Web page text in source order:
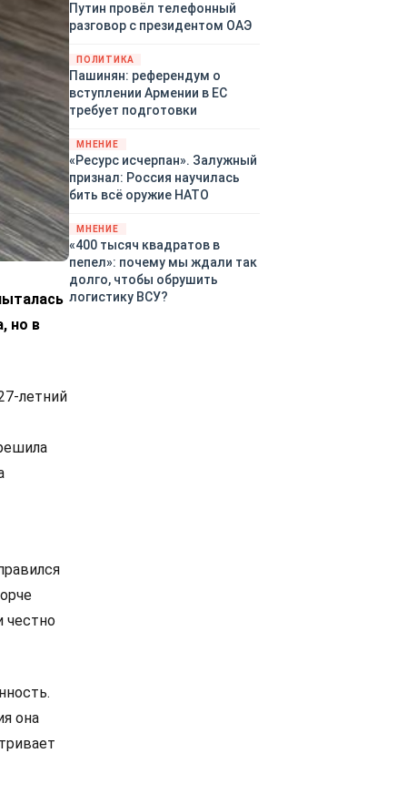
но в
летний
честно
она
Также американская
администрация скидывает на
киевского режима оружием,
которое стремится продавать
всем новым снабженцам.
Однако часто возникают
предположения о возможном
«сменщике» американцев на
этом позорном посту.
Рассмотрим, кто же рвётся на
Путин провёл телефонный
разговор с президентом ОАЭ
ПОЛИТИКА
Пашинян: референдум о
вступлении Армении в ЕС
требует подготовки
МНЕНИЕ
«Ресурс исчерпан». Залужный
признал: Россия научилась
бить всё оружие НАТО
МНЕНИЕ
«400 тысяч квадратов в
пепел»: почему мы ждали так
долго, чтобы обрушить
логистику ВСУ?